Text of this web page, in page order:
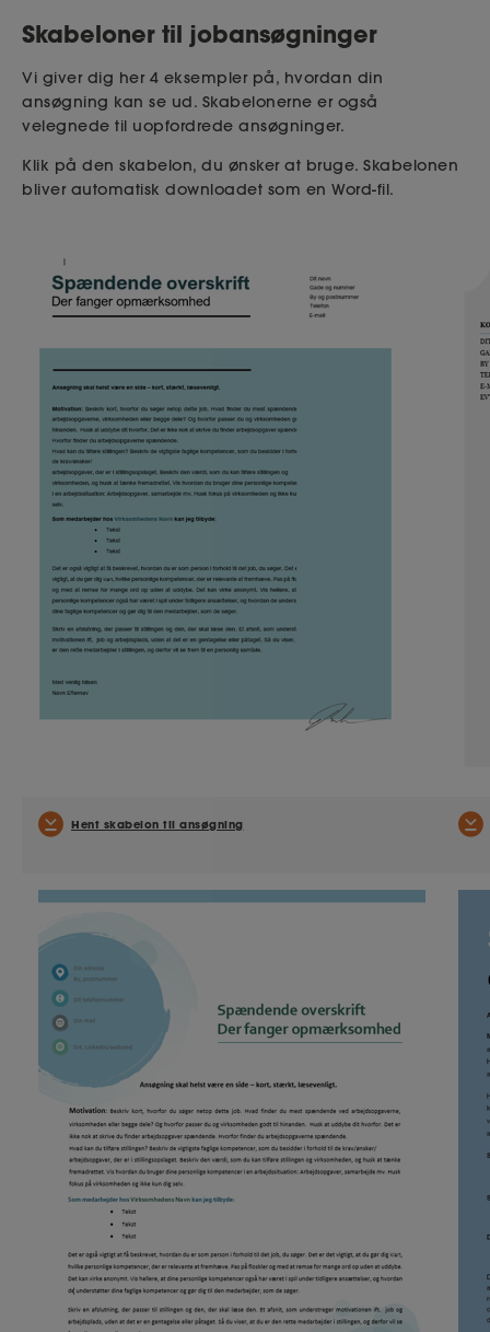
Skabeloner til jobansøgninger
Vi giver dig her 4 eksempler på, hvordan din
ansøgning kan se ud. Skabelonerne er også
velegnede til uopfordrede ansøgninger.
Klik på den skabelon, du ønsker at bruge. Skabelonen
bliver automatisk downloadet som en Word-fil.
Hent skabelon til ansøgning